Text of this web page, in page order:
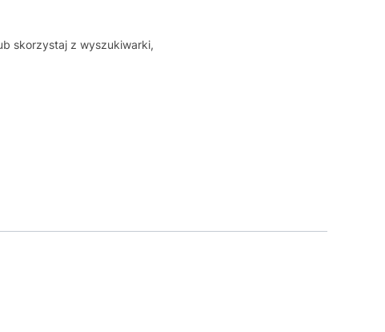
skorzystaj z wyszukiwarki,